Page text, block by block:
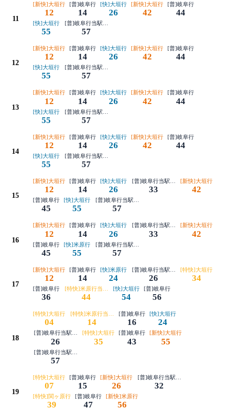
11
[新快]大垣行
12
[普]岐阜行
14
[快]大垣行
26
[新快]大垣行
42
[普]岐阜行
44
[快]大垣行
55
[普]岐阜行当駅始発
57
12
[新快]大垣行
12
[普]岐阜行
14
[快]大垣行
26
[新快]大垣行
42
[普]岐阜行
44
[快]大垣行
55
[普]岐阜行当駅始発
57
13
[新快]大垣行
12
[普]岐阜行
14
[快]大垣行
26
[新快]大垣行
42
[普]岐阜行
44
[快]大垣行
55
[普]岐阜行当駅始発
57
14
[新快]大垣行
12
[普]岐阜行
14
[快]大垣行
26
[新快]大垣行
42
[普]岐阜行
44
[快]大垣行
55
[普]岐阜行当駅始発
57
15
[新快]大垣行
12
[普]岐阜行
14
[快]大垣行
26
[普]岐阜行当駅始発
33
[新快]大垣行
42
[普]岐阜行
45
[快]大垣行
55
[普]岐阜行当駅始発
57
16
[新快]大垣行
12
[普]岐阜行
14
[快]大垣行
26
[普]岐阜行当駅始発
33
[新快]大垣行
42
[普]岐阜行
45
[快]米原行
55
[普]岐阜行当駅始発
57
17
[新快]大垣行
12
[普]岐阜行
14
[快]米原行
24
[普]岐阜行当駅始発
26
[特快]大垣行
34
[普]岐阜行
36
[特快]米原行当駅始発
44
[快]大垣行
54
[普]岐阜行
56
18
[特快]大垣行
04
[特快]米原行当駅始発
14
[普]岐阜行
16
[快]大垣行
24
[普]岐阜行当駅始発
26
[特快]大垣行
35
[普]岐阜行
43
[新快]大垣行
55
[普]岐阜行当駅始発
57
19
[特快]大垣行
07
[普]岐阜行
15
[新快]大垣行
26
[普]岐阜行当駅始発
32
[特快]関ヶ原行
39
[普]岐阜行
47
[新快]米原行
56